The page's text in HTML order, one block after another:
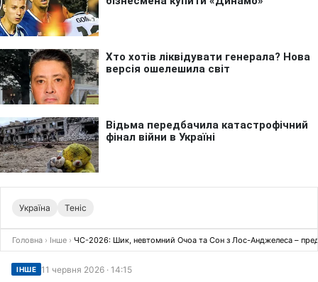
Україна Теніс
Головна › Інше › ЧС-2026: Шик, невтомний Очоа та Сон з Лос-Анджелеса –
ІНШЕ 11 червня 2026 · 14:15